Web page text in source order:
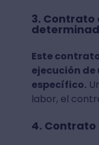
3. Contrato
Este
ejecución
específico.
labor, el
4.